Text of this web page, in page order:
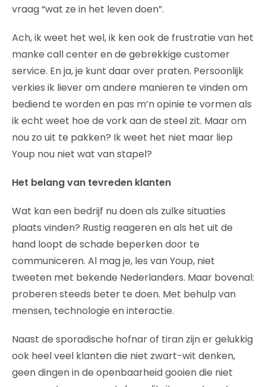
vraag “wat ze in het leven doen”.
Ach, ik weet het wel, ik ken ook de frustratie van het
manke call center en de gebrekkige customer
service. En ja, je kunt daar over praten. Persoonlijk
verkies ik liever om andere manieren te vinden om
bediend te worden en pas m’n opinie te vormen als
ik echt weet hoe de vork aan de steel zit. Maar om
nou zo uit te pakken? Ik weet het niet maar liep
Youp nou niet wat van stapel?
Het belang van tevreden klanten
Wat kan een bedrijf nu doen als zulke situaties
plaats vinden? Rustig reageren en als het uit de
hand loopt de schade beperken door te
communiceren. Al mag je, les van Youp, niet
tweeten met bekende Nederlanders. Maar bovenal:
proberen steeds beter te doen. Met behulp van
mensen, technologie en interactie.
Naast de sporadische hofnar of tiran zijn er gelukkig
ook heel veel klanten die niet zwart-wit denken,
geen dingen in de openbaarheid gooien die niet